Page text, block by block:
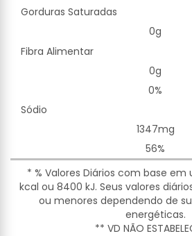
Gorduras Saturadas
0g
Fibra Alimentar
0g
0%
Sódio
1347mg
56%
* % Valores Diários com base
kcal ou 8400 kJ. Seus valores
ou menores dependendo de
energéticas.
** VD NÃO